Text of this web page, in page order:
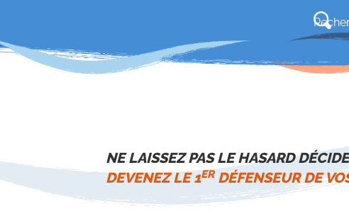
NE LAISSEZ PAS LE HASARD
DEVENEZ LE 1ERDÉFENSEUR DE